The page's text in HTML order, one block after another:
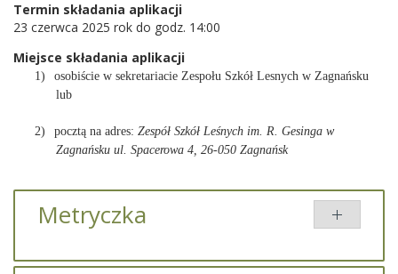
Termin składania aplikacji
23 czerwca 2025 rok do godz. 14:00
Miejsce składania aplikacji
1)
osobiście w sekretariacie Zespołu Szkół Lesnych w Zagnańsku
lub
2) pocztą na adres: Zespół Szkół Leśnych im. R. Gesinga w
Zagnańsku ul. Spacerowa 4, 26-050 Zagnańsk
Metryczka